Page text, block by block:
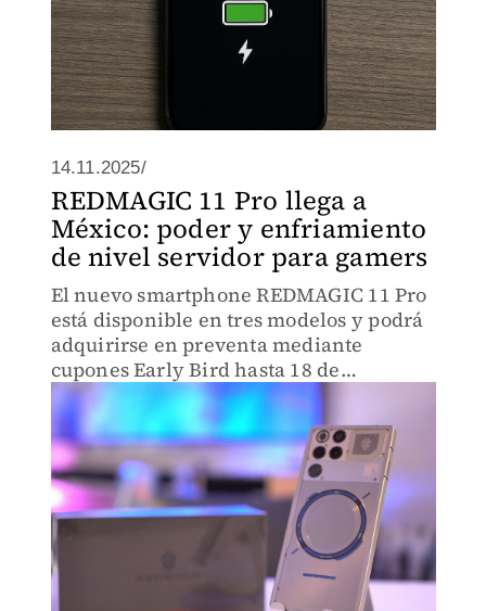
14.11.2025/
REDMAGIC 11 Pro llega a
México: poder y enfriamiento
de nivel servidor para gamers
El nuevo smartphone REDMAGIC 11 Pro
está disponible en tres modelos y podrá
adquirirse en preventa mediante
cupones Early Bird hasta 18 de
noviembre